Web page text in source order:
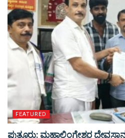
FEATURED
ಪುತ್ತೂರು: ಮಹಾಲಿಂಗೇಶ್ವರ